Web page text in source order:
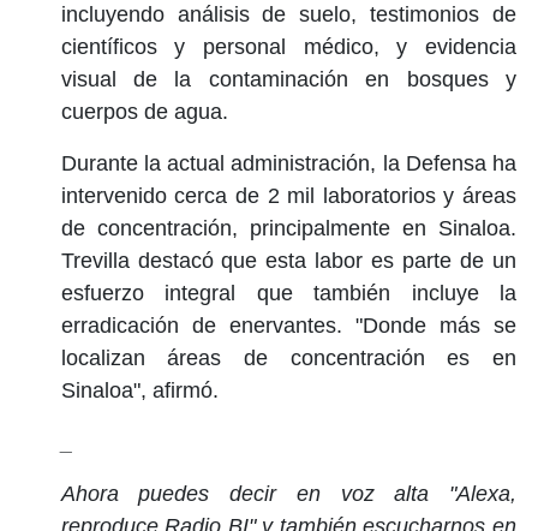
incluyendo análisis de suelo, testimonios de
científicos y personal médico, y evidencia
visual de la contaminación en bosques y
cuerpos de agua.
Durante la actual administración, la Defensa ha
intervenido cerca de 2 mil laboratorios y áreas
de concentración, principalmente en Sinaloa.
Trevilla destacó que esta labor es parte de un
esfuerzo integral que también incluye la
erradicación de enervantes. "Donde más se
localizan áreas de concentración es en
Sinaloa", afirmó.
Ahora puedes decir en voz alta "Alexa,
reproduce Radio BI" y también escucharnos en